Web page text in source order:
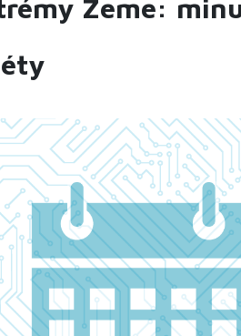
Zeme: